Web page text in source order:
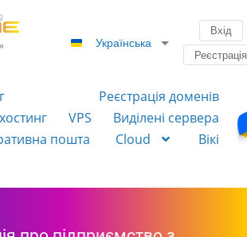
Українська
Вхід
Реєстрація
Реєстрація доменів
VPS
Виділені сервера
пошта
Cloud
Вікі